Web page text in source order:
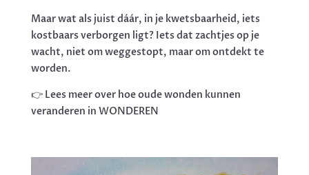
Maar wat als juist dáár, in je kwetsbaarheid, iets
kostbaars verborgen ligt? Iets dat zachtjes op je
wacht, niet om weggestopt, maar om ontdekt te
worden.
👉 Lees meer over hoe oude wonden kunnen
veranderen in WONDEREN